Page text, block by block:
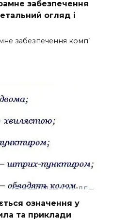
забезпечення
огляд і
забезпечення комп’
означення у
та приклади